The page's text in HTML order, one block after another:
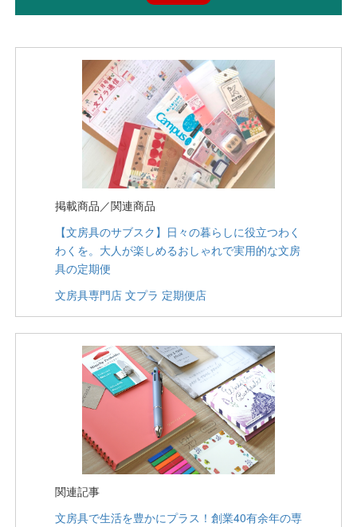
掲載商品／関連商品
【文房具のサブスク】日々の暮らしに役立つわく
わくを。大人が楽しめるおしゃれで実用的な文房
具の定期便
文房具専門店 文プラ 定期便店
関連記事
文房具で生活を豊かにプラス！創業40有余年の専